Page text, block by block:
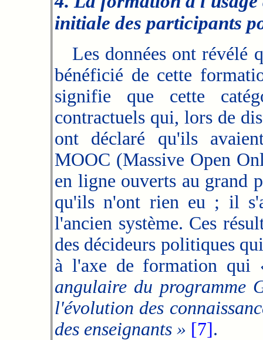
initiale des participants
Les données ont révélé
bénéficié de cette
signifie que cette
contractuels qui, lors de
ont déclaré qu'ils
MOOC (Massive Open
en ligne ouverts au grand
qu'ils n'ont rien eu ; il
l'ancien système. Ces
des décideurs politiques
à l'axe de formation qui
angulaire du programme
l'évolution des
des enseignants » [7].